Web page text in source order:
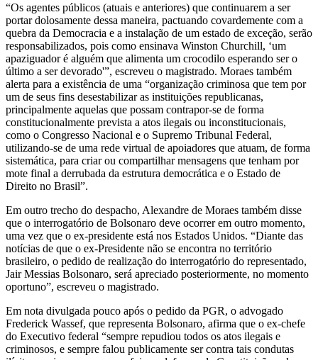
“Os agentes públicos (atuais e anteriores) que continuarem a ser
portar dolosamente dessa maneira, pactuando covardemente com a
quebra da Democracia e a instalação de um estado de exceção, serão
responsabilizados, pois como ensinava Winston Churchill, ‘um
apaziguador é alguém que alimenta um crocodilo esperando ser o
último a ser devorado'”, escreveu o magistrado. Moraes também
alerta para a existência de uma “organização criminosa que tem por
um de seus fins desestabilizar as instituições republicanas,
principalmente aquelas que possam contrapor-se de forma
constitucionalmente prevista a atos ilegais ou inconstitucionais,
como o Congresso Nacional e o Supremo Tribunal Federal,
utilizando-se de uma rede virtual de apoiadores que atuam, de forma
sistemática, para criar ou compartilhar mensagens que tenham por
mote final a derrubada da estrutura democrática e o Estado de
Direito no Brasil”.
Em outro trecho do despacho, Alexandre de Moraes também disse
que o interrogatório de Bolsonaro deve ocorrer em outro momento,
uma vez que o ex-presidente está nos Estados Unidos. “Diante das
notícias de que o ex-Presidente não se encontra no território
brasileiro, o pedido de realização do interrogatório do representado,
Jair Messias Bolsonaro, será apreciado posteriormente, no momento
oportuno”, escreveu o magistrado.
Em nota divulgada pouco após o pedido da PGR, o advogado
Frederick Wassef, que representa Bolsonaro, afirma que o ex-chefe
do Executivo federal “sempre repudiou todos os atos ilegais e
criminosos, e sempre falou publicamente ser contra tais condutas